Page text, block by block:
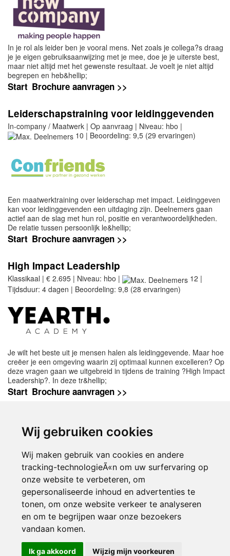
Wij gebruiken cookies
Wij maken gebruik van cookies en andere
tracking-technologieÃ«n om uw surfervaring op
onze website te verbeteren, om
gepersonaliseerde inhoud en advertenties te
tonen, om onze website verkeer te analyseren
en om te begrijpen waar onze bezoekers
vandaan komen.
Ik ga akkoord Wijzig mijn voorkeuren
In je rol als leider ben je vooral mens. Net zoals je collega?s draag
je je eigen gebruiksaanwijzing met je mee, doe je je uiterste best,
maar niet altijd met het gewenste resultaat. Je voelt je niet altijd
begrepen en heb&hellip;
Start Brochure aanvragen >>
Leiderschapstraining voor leidinggevenden
In-company / Maatwerk | Op aanvraag | Niveau: hbo |
10 | Beoordeling: 9,5 (29 ervaringen)
Een maatwerktraining over leiderschap met impact. Leidinggeven
kan voor leidinggevenden een uitdaging zijn. Deelnemers gaan
actief aan de slag met hun rol, positie en verantwoordelijkheden.
De relatie tussen persoonlijk le&hellip;
Start Brochure aanvragen >>
High Impact Leadership
Klassikaal | € 2.695 | Niveau: hbo |
12 |
Tijdsduur: 4 dagen | Beoordeling: 9,8 (28 ervaringen)
Je wilt het beste uit je mensen halen als leidinggevende. Maar hoe
creëer je een omgeving waarin zij optimaal kunnen excelleren? Op
deze vragen gaan we uitgebreid in tijdens de training ?High Impact
Leadership?. In deze tr&hellip;
Start Brochure aanvragen >>
Naast deze opleidingen kunt u nog veel
meer opleidingen in de categorie
opleidingen leiderschap op Springest. Deze
opleidingen worden aangeboden in
samenwerking met
© 2000-2026 UFE Media:Managersonline.nl|Brisk magazine